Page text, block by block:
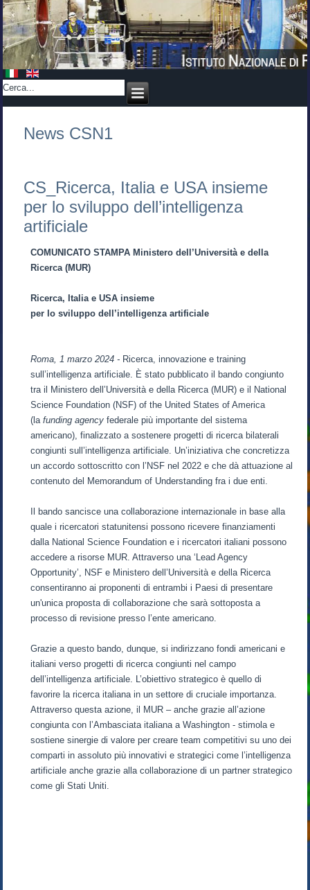
News CSN1
CS_Ricerca, Italia e USA insieme
per lo sviluppo dell’intelligenza
artificiale
COMUNICATO STAMPA Ministero dell’Università e della
Ricerca (MUR)
Ricerca, Italia e USA insieme
per lo sviluppo dell’intelligenza artificiale
Roma, 1 marzo 2024 - Ricerca, innovazione e training
sull’intelligenza artificiale. È stato pubblicato il bando congiunto
tra il Ministero dell’Università e della Ricerca (MUR) e il National
Science Foundation (NSF) of the United States of America
(lafunding agency federale più importante del sistema
americano), finalizzato a sostenere progetti di ricerca bilaterali
congiunti sull’intelligenza artificiale. Un’iniziativa che concretizza
un accordo sottoscritto con l’NSF nel 2022 e che dà attuazione al
contenuto del Memorandum of Understanding fra i due enti.
Il bando sancisce una collaborazione internazionale in base alla
quale i ricercatori statunitensi possono ricevere finanziamenti
dalla National Science Foundation e i ricercatori italiani possono
accedere a risorse MUR. Attraverso una ‘Lead Agency
Opportunity’, NSF e Ministero dell’Università e della Ricerca
consentiranno ai proponenti di entrambi i Paesi di presentare
un'unica proposta di collaborazione che sarà sottoposta a
processo di revisione presso l’ente americano.
Grazie a questo bando, dunque, si indirizzano fondi americani e
italiani verso progetti di ricerca congiunti nel campo
dell’intelligenza artificiale. L’obiettivo strategico è quello di
favorire la ricerca italiana in un settore di cruciale importanza.
Attraverso questa azione, il MUR – anche grazie all’azione
congiunta con l’Ambasciata italiana a Washington - stimola e
sostiene sinergie di valore per creare team competitivi su uno dei
comparti in assoluto più innovativi e strategici come l’intelligenza
artificiale anche grazie alla collaborazione di un partner strategico
come gli Stati Uniti.